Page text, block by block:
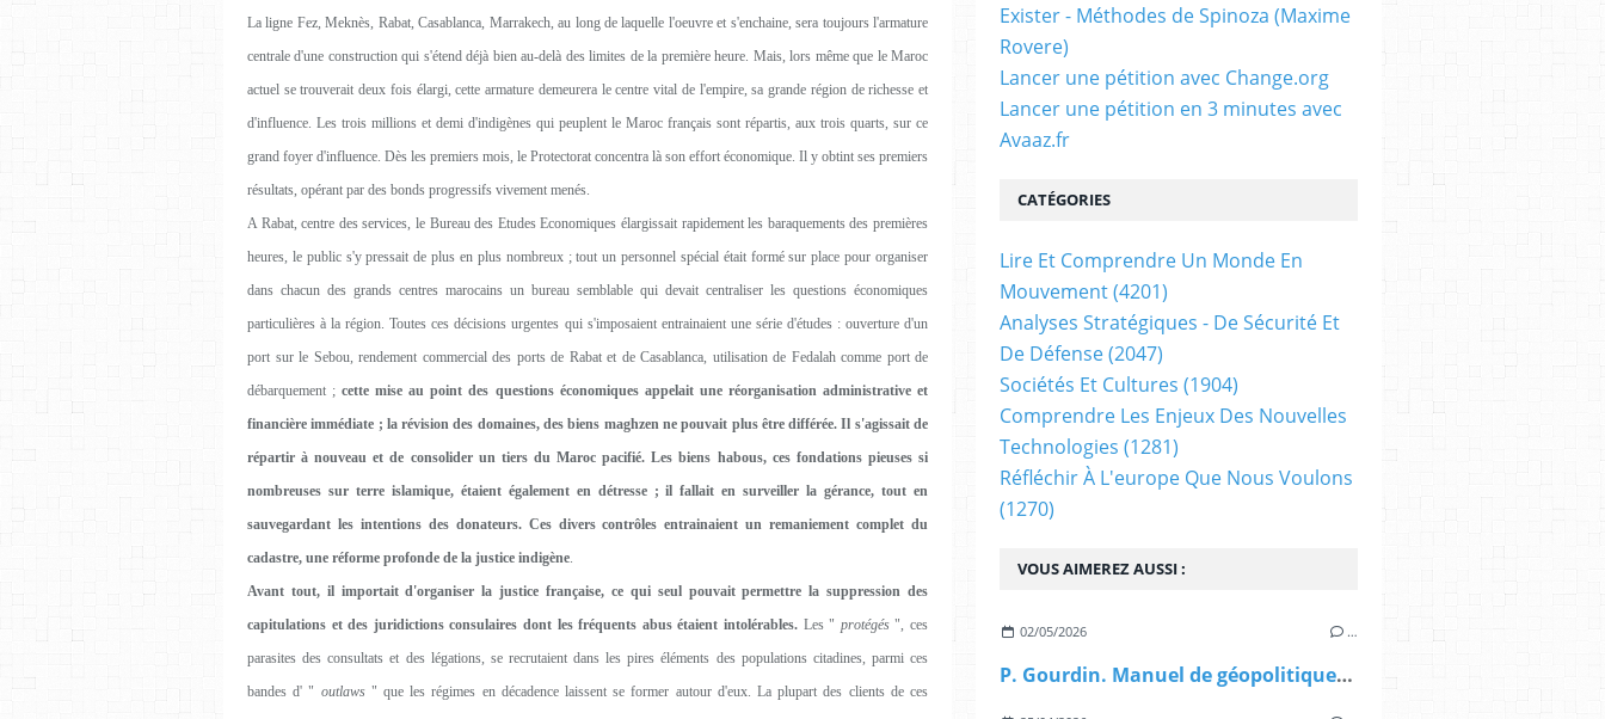
La ligne Fez, Meknès, Rabat, Casablanca, Marrakech, au long de laquelle l'oeuvre et s'enchaine, sera toujours l'armature
centrale d'une construction qui s'étend déjà bien au-delà des limites de la première heure. Mais, lors même que le Maroc
actuel se trouverait deux fois élargi, cette armature demeurera le centre vital de l'empire, sa grande région de richesse et
d'influence. Les trois millions et demi d'indigènes qui peuplent le Maroc français sont répartis, aux trois quarts, sur ce
grand foyer d'influence. Dès les premiers mois, le Protectorat concentra là son effort économique. Il y obtint ses premiers
résultats, opérant par des bonds progressifs vivement menés.
A Rabat, centre des services, le Bureau des Etudes Economiques élargissait rapidement les baraquements des premières
heures, le public s'y pressait de plus en plus nombreux ; tout un personnel spécial était formé sur place pour organiser
dans chacun des grands centres marocains un bureau semblable qui devait centraliser les questions économiques
particulières à la région. Toutes ces décisions urgentes qui s'imposaient entrainaient une série d'études : ouverture d'un
port sur le Sebou, rendement commercial des ports de Rabat et de Casablanca, utilisation de Fedalah comme port de
débarquement ;cette mise au point des questions économiques appelait une réorganisation administrative et
financière immédiate ; la révision des domaines, des biens maghzen ne pouvait plus être différée. Il s'agissait de
répartir à nouveau et de consolider un tiers du Maroc pacifié. Les biens habous, ces fondations pieuses si
nombreuses sur terre islamique, étaient également en détresse ; il fallait en surveiller la gérance, tout en
sauvegardant les intentions des donateurs. Ces divers contrôles entrainaient un remaniement complet du
cadastre, une réforme profonde de la justice indigène
Avant tout, il importait d'organiser la justice française, ce qui seul pouvait permettre la suppression des
capitulations et des juridictions consulaires dont les fréquents abus étaient intolérables. Les " protégés", ces
parasites des consultats et des légations, se recrutaient dans les pires éléments des populations citadines, parmi ces
bandes d' " outlaws" que les régimes en décadence laissent se former autour d'eux. La plupart des clients de ces
VOUS AIMEREZ AUSSI :
02/05/2026 …
P. Gourdin. Manuel de géopolitique. Le messianisme (diploweb.com)
Exister - Méthodes de Spinoza (Maxime
Rovere)
Lancer une pétition avec Change.org
Lancer une pétition en 3 minutes avec
Avaaz.fr
CATÉGORIES
Lire Et Comprendre Un Monde En
Mouvement(4201)
Analyses Stratégiques - De Sécurité Et
De Défense(2047)
Sociétés Et Cultures (1904)
Comprendre Les Enjeux Des Nouvelles
Technologies (1281)
Réfléchir À L'europe Que Nous Voulons
(1270)